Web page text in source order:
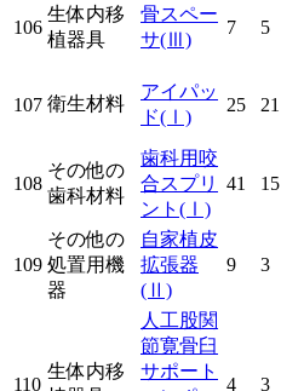
106
生体内移
植器具
骨スペー
サ(Ⅲ)
7 5
107 衛生材料
アイパッ
ド(Ⅰ)
25 21
108
その他の
歯科材料
歯科用咬
合スプリ
ント (Ⅰ)
41 15
109
その他の
処置用機
器
自家植皮
拡張器
(Ⅱ)
9 3
110
生体内移
人工股関
節寛骨臼
サポート
4 3